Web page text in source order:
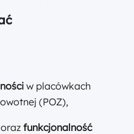
w placówkach
(POZ),
funkcjonalność